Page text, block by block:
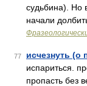
судьбина). Но
начали
77 исчезнуть (о
испариться.
пропасть без